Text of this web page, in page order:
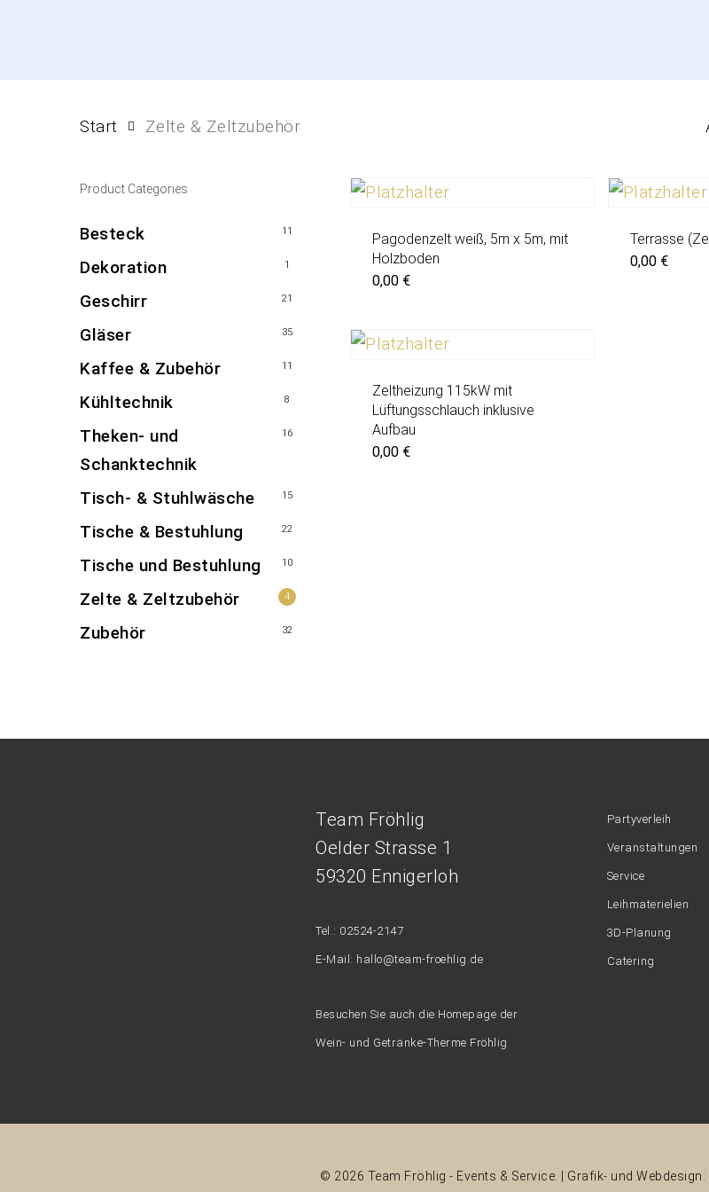
Start Zelte & Zeltzubehör
Product Categories
Besteck 11
Dekoration 1
Geschirr 21
Gläser 35
Kaffee & Zubehör 11
Kühltechnik 8
Theken- und
Schanktechnik
16
Tisch- & Stuhlwäsche 15
Tische & Bestuhlung 22
Tische und Bestuhlung 10
Zelte & Zeltzubehör 4
Zubehör 32
Pagodenzelt weiß, 5m x 5m, mit
Holzboden
0,00 €
Terrasse
0,00 €
Zeltheizung 115kW mit
Lüftungsschlauch inklusive
Aufbau
0,00 €
Team Fröhlig
Oelder Strasse 1
59320 Ennigerloh
Tel.: 02524-2147
E-Mail: hallo@team-froehlig.de
Besuchen Sie auch die Homepage der
Wein- und Getränke-Therme Fröhlig
Partyverleih
Veranstaltungen
Service
Leihmaterielien
3D-Planung
Catering
© 2026 Team Fröhlig - Events & Service. | Grafik- und Webdesign: